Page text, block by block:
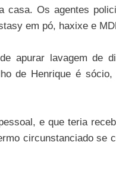
casa. Os agentes
em pó, haxixe e
apurar lavagem de
de Henrique é
e que teria
circunstanciado se